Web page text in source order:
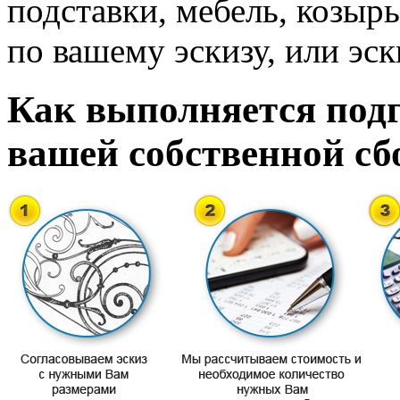
подставки, мебель,
по вашему эскизу, или
Как выполняется
вашей собственной